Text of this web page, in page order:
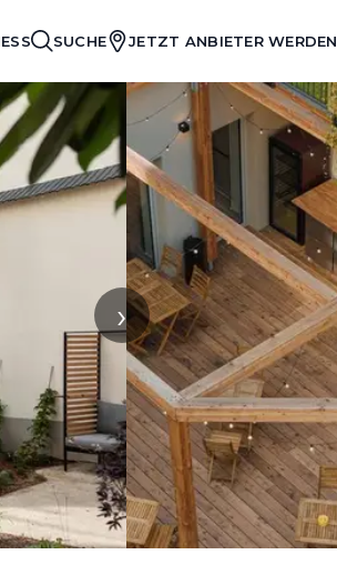
SUCHE JETZT ANBIETER WERDEN
›